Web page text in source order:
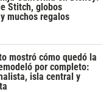
Stitch, globos
muchos regalos
mostró cómo quedó la
por completo:
isla central y